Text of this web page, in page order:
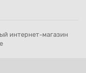
интернет-магазин